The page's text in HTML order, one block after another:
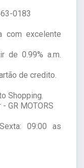
0183
com excelente
de 0.99% a.m.
de credito.
Shopping.
GR MOTORS
09:00 as